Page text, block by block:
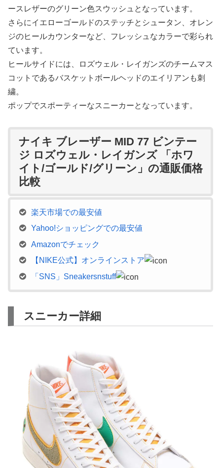
ースレザーのグリーン色スウッシュとなっています。
さらにイエローゴールドのステッチとシュータン、オレン
ジのヒールカウンターなど、フレッシュなカラーで彩られ
ています。
ヒールサイドには、ロズウェル・レイガンズのチームマス
コットであるバスケットボールヘッドのエイリアンも刺
繍。
ポップでスポーティーなスニーカーとなっています。
ナイキ ブレーザー MID 77 ビンテー
ジ ロズウェル・レイガンズ 「ホワ
イト/ゴールド/グリーン」の通販価格
比較
楽天市場での最安値
Yahoo!ショッピングでの最安値
Amazonでチェック
【NIKE公式】オンラインストア
「SNS」Sneakersnstuff
スニーカー詳細